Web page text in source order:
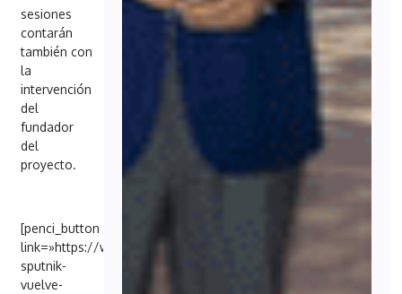
sesiones
contarán
también con
la
intervención
del
fundador
del
proyecto.
[penci_button
link=»https://www.abc.es/sevilla/economia/universo-
sputnik-
vuelve-